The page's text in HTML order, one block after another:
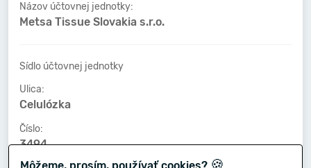
Názov účtovnej jednotky:
Metsa Tissue Slovakia s.r.o.
Sídlo účtovnej jednotky
Ulica:
Celulózka
Číslo:
3494
🍪